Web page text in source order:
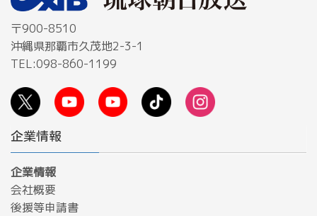
〒900-8510
沖縄県那覇市久茂地2-3-1
TEL:098-860-1199
企業情報
企業情報
会社概要
後援等申請書